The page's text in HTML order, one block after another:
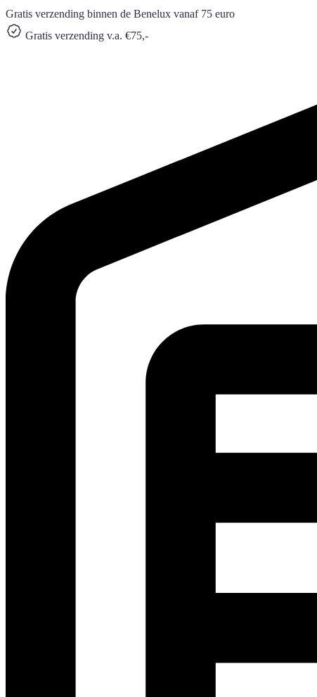
Gratis verzending binnen de Benelux vanaf 75 euro
Gratis verzending v.a. €75,-